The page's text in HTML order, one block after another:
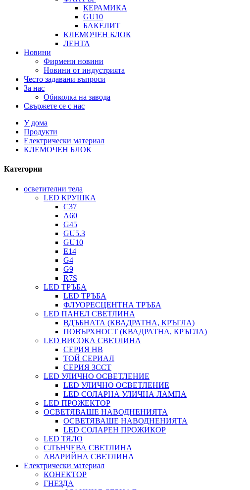
КЕРАМИКА
GU10
БАКЕЛИТ
КЛЕМОЧЕН БЛОК
ЛЕНТА
Новини
Фирмени новини
Новини от индустрията
Често задавани въпроси
За нас
Обиколка на завода
Свържете се с нас
У дома
Продукти
Електрически материал
КЛЕМОЧЕН БЛОК
Категории
осветителни тела
LED КРУШКА
C37
A60
G45
GU5.3
GU10
E14
G4
G9
R7S
LED ТРЪБА
LED ТРЪБА
ФЛУОРЕСЦЕНТНА ТРЪБА
LED ПАНЕЛ СВЕТЛИНА
ВДЪБНАТА (КВАДРАТНА, КРЪГЛА)
ПОВЪРХНОСТ (КВАДРАТНА, КРЪГЛА)
LED ВИСОКА СВЕТЛИНА
СЕРИЯ HB
ТОЙ СЕРИАЛ
СЕРИЯ 3CCT
LED УЛИЧНО ОСВЕТЛЕНИЕ
LED УЛИЧНО ОСВЕТЛЕНИЕ
LED СОЛАРНА УЛИЧНА ЛАМПА
LED ПРОЖЕКТОР
ОСВЕТЯВАШЕ НАВОДНЕНИЯТА
ОСВЕТЯВАШЕ НАВОДНЕНИЯТА
LED СОЛАРЕН ПРОЖИКОР
LED ТЯЛО
СЛЪНЧЕВА СВЕТЛИНА
АВАРИЙНА СВЕТЛИНА
Електрически материал
КОНЕКТОР
ГНЕЗДА